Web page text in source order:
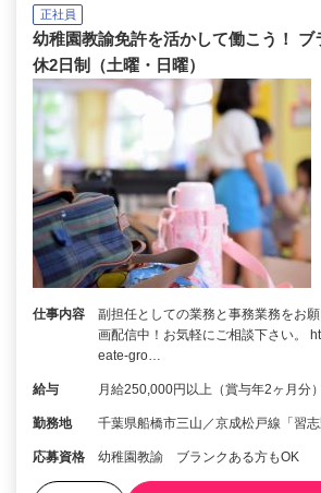
正社員
幼稚園教諭免許を活かして働こう！
休2日制（土曜・日曜）
仕事内容
副担任としての業務と事務業務をお
画配信中！お気軽にご相談下さい。
eate-gro…
給与 月給250,000円以上（賞与年2ヶ月分）
勤務地 千葉県船橋市三山／京成松戸線「習
応募資格 幼稚園教諭 ブランクある方もOK